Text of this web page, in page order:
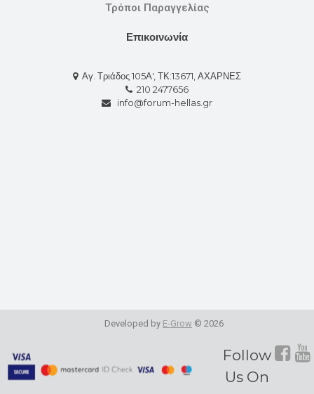
Τρόποι Παραγγελίας
Επικοινωνία
Αγ. Τριάδος 105Α', ΤΚ:13671, ΑΧΑΡΝΕΣ
210 2477656
info@forum-hellas.gr
Developed by E-Grow © 2026
Follow
Us On